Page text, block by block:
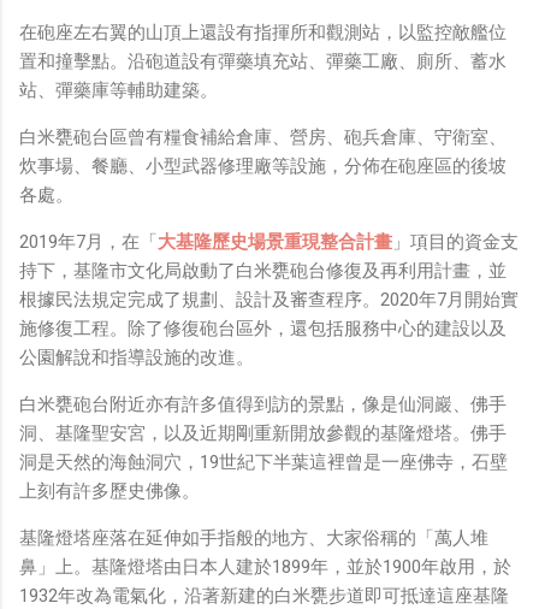
在砲座左右翼的山頂上還設有指揮所和觀測站，以監控敵艦位
置和撞擊點。沿砲道設有彈藥填充站、彈藥工廠、廁所、蓄水
站、彈藥庫等輔助建築。
白米甕砲台區曾有糧食補給倉庫、營房、砲兵倉庫、守衛室、
炊事場、餐廳、小型武器修理廠等設施，分佈在砲座區的後坡
各處。
2019年7月，在「大基隆歷史場景重現整合計畫 」項目的資金支
持下，基隆市文化局啟動了白米甕砲台修復及再利用計畫，並
根據民法規定完成了規劃、設計及審查程序。2020年7月開始實
施修復工程。除了修復砲台區外，還包括服務中心的建設以及
公園解說和指導設施的改進。
白米甕砲台附近亦有許多值得到訪的景點，像是仙洞巖、佛手
洞、基隆聖安宮，以及近期剛重新開放參觀的基隆燈塔。佛手
洞是天然的海蝕洞穴，19世紀下半葉這裡曾是一座佛寺，石壁
上刻有許多歷史佛像。
基隆燈塔座落在延伸如手指般的地方、大家俗稱的「萬人堆
鼻」上。基隆燈塔由日本人建於1899年，並於1900年啟用，於
1932年改為電氣化，沿著新建的白米甕步道即可抵達這座基隆